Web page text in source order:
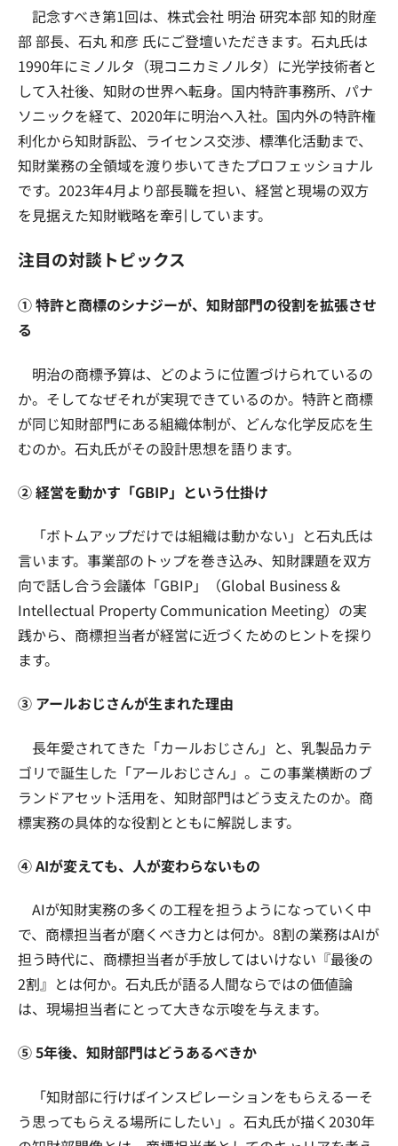
記念すべき第1回は、株式会社 明治 研究本部 知的財産
部 部長、石丸 和彦 氏にご登壇いただきます。石丸氏は
1990年にミノルタ（現コニカミノルタ）に光学技術者と
して入社後、知財の世界へ転身。国内特許事務所、パナ
ソニックを経て、2020年に明治へ入社。国内外の特許権
利化から知財訴訟、ライセンス交渉、標準化活動まで、
知財業務の全領域を渡り歩いてきたプロフェッショナル
です。2023年4月より部長職を担い、経営と現場の双方
を見据えた知財戦略を牽引しています。
注目の対談トピックス
① 特許と商標のシナジーが、知財部門の役割を拡張させ
る
明治の商標予算は、どのように位置づけられているの
か。そしてなぜそれが実現できているのか。特許と商標
が同じ知財部門にある組織体制が、どんな化学反応を生
むのか。石丸氏がその設計思想を語ります。
② 経営を動かす「GBIP」という仕掛け
「ボトムアップだけでは組織は動かない」と石丸氏は
言います。事業部のトップを巻き込み、知財課題を双方
向で話し合う会議体「GBIP」（Global Business &
Intellectual Property Communication Meeting）の実
践から、商標担当者が経営に近づくためのヒントを探り
ます。
③ アールおじさんが生まれた理由
長年愛されてきた「カールおじさん」と、乳製品カテ
ゴリで誕生した「アールおじさん」。この事業横断のブ
ランドアセット活用を、知財部門はどう支えたのか。商
標実務の具体的な役割とともに解説します。
④ AIが変えても、人が変わらないもの
AIが知財実務の多くの工程を担うようになっていく中
で、商標担当者が磨くべき力とは何か。8割の業務はAIが
担う時代に、商標担当者が手放してはいけない『最後の
2割』とは何か。石丸氏が語る人間ならではの価値論
は、現場担当者にとって大きな示唆を与えます。
⑤ 5年後、知財部門はどうあるべきか
「知財部に行けばインスピレーションをもらえるーそ
う思ってもらえる場所にしたい」。石丸氏が描く2030年